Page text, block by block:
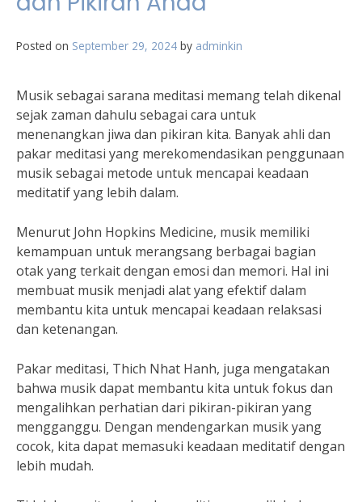
Posted on September 29, 2024 by adminkin
Musik sebagai sarana meditasi memang telah dikenal
sejak zaman dahulu sebagai cara untuk
menenangkan jiwa dan pikiran kita. Banyak ahli dan
pakar meditasi yang merekomendasikan penggunaan
musik sebagai metode untuk mencapai keadaan
meditatif yang lebih dalam.
Menurut John Hopkins Medicine, musik memiliki
kemampuan untuk merangsang berbagai bagian
otak yang terkait dengan emosi dan memori. Hal ini
membuat musik menjadi alat yang efektif dalam
membantu kita untuk mencapai keadaan relaksasi
dan ketenangan.
Pakar meditasi, Thich Nhat Hanh, juga mengatakan
bahwa musik dapat membantu kita untuk fokus dan
mengalihkan perhatian dari pikiran-pikiran yang
mengganggu. Dengan mendengarkan musik yang
cocok, kita dapat memasuki keadaan meditatif dengan
lebih mudah.